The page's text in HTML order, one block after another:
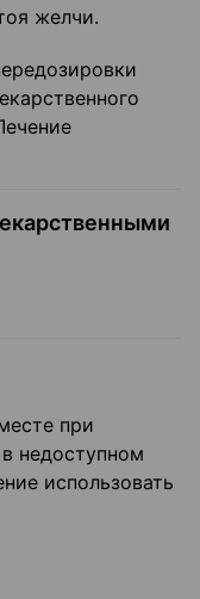
желчи.
при
недоступном
использовать